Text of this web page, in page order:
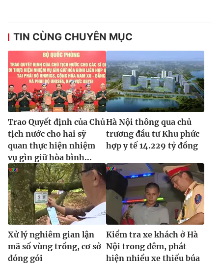
TIN CÙNG CHUYÊN MỤC
Trao Quyết định của Chủ
tịch nước cho hai sỹ
quan thực hiện nhiệm
vụ gìn giữ hòa bình...
Hà Nội thông qua chủ
trương đầu tư Khu phức
hợp y tế 14.229 tỷ đồng
Xử lý nghiêm gian lận
mã số vùng trồng, cơ sở
đóng gói
Kiểm tra xe khách ở Hà
Nội trong đêm, phát
hiện nhiều xe thiếu búa